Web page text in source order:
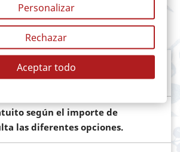
pasarela de pago segura del
según el importe de
las diferentes opciones.
Personalizar
Rechazar
Aceptar todo